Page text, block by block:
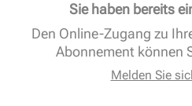
Sie haben bereits
Den Online-Zugang zu
Abonnement können
Melden Sie